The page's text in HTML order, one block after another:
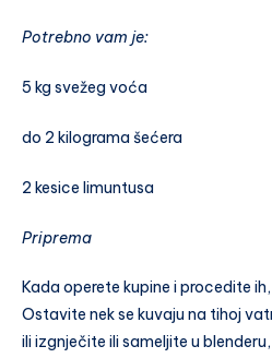
Potrebno vam je:
5 kg svežeg voća
do 2 kilograma šećera
2 kesice limuntusa
Priprema
Kada operete kupine i procedite
Ostavite nek se kuvaju na tihoj
ili izgnječite ili sameljite u